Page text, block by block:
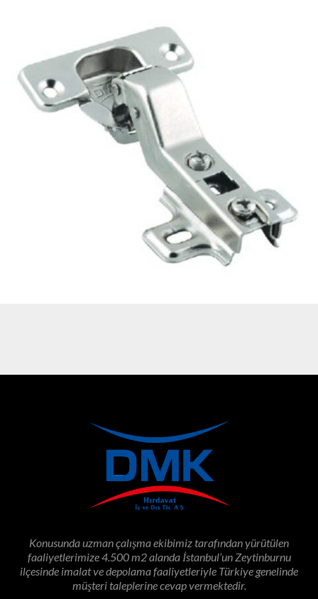
Konusunda uzman çalışma ekibimiz tarafından yürütülen
faaliyetlerimize 4.500 m2 alanda İstanbul’un Zeytinburnu
ilçesinde imalat ve depolama faaliyetleriyle Türkiye genelinde
müşteri taleplerine cevap vermektedir.